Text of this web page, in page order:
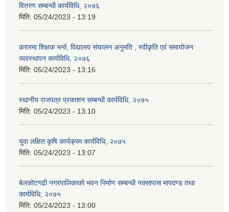
वितरण सम्बन्धी कार्यविधि, २०७६
मिति: 05/24/2023 - 13:19
करारमा शिक्षक भर्ना, विद्यालय संचालन अनुमति , स्वीकृति एवं समायोजन
व्यवस्थापन कार्यविधि, २०७६
मिति: 05/24/2023 - 13:16
स्थानीय राजपत्र प्रकाशन सम्बन्धी कार्यविधि, २०७५
मिति: 05/24/2023 - 13:10
युवा लक्षित कृषि कार्यक्रम कार्यविधि, २०७५
मिति: 05/24/2023 - 13:07
बेलकोटगढी नगरपालिकाको भवन निर्माण सम्बन्धी नक्सापास मापदण्ड तथा
कार्यविधि, २०७५
मिति: 05/24/2023 - 13:00